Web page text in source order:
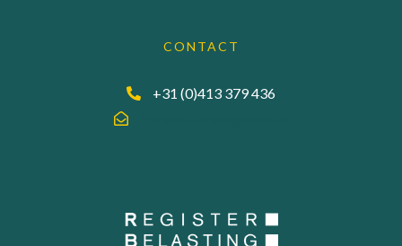
CONTACT
+31 (0)413 379 436